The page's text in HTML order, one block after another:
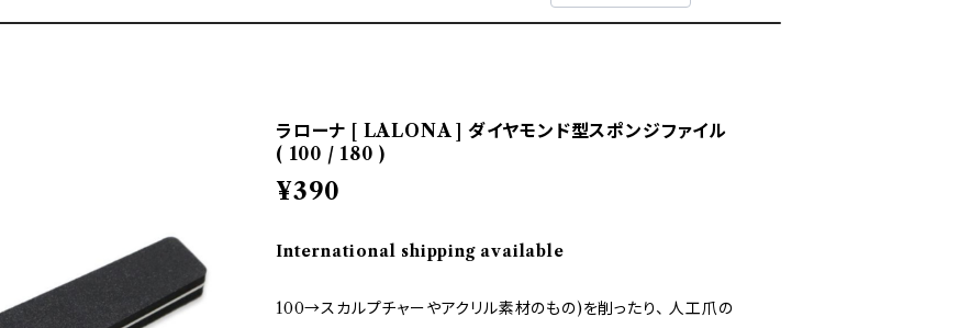
ラローナ [ LALONA ] ダイヤモンド型スポンジファイル
( 100 / 180 )
¥390
International shipping available
100→スカルプチャーやアクリル素材のもの)を削ったり、 人工爪の